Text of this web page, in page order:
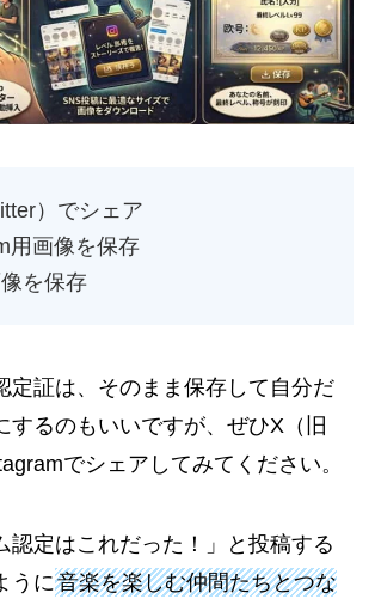
）でシェア
用画像を保存
を保存
定証は、そのまま保存して自分だ
するのもいいですが、ぜひX（旧
でシェアしてみてください。
認定はこれだった！」と投稿する
うに音楽を楽しむ仲間たちとつな